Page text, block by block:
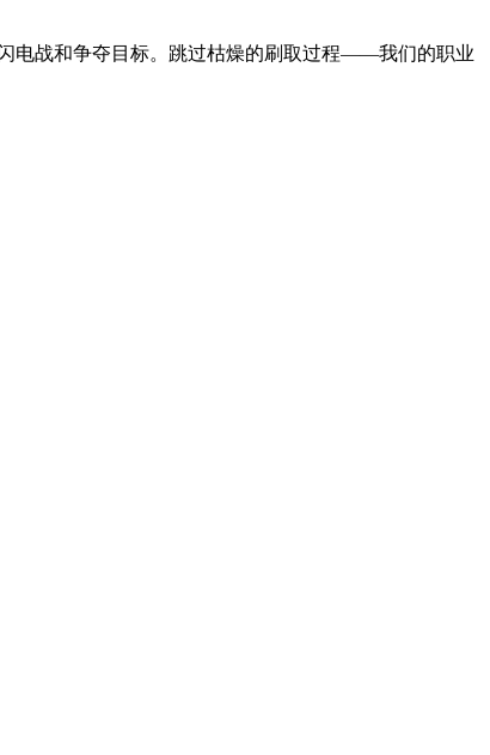
电战和争夺目标。跳过枯燥的刷取过程——我们的职业